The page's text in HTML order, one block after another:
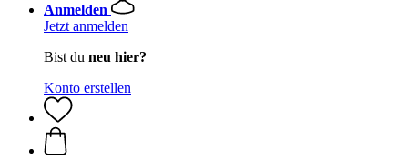
Anmelden
Jetzt anmelden
Bist du neu hier?
Konto erstellen